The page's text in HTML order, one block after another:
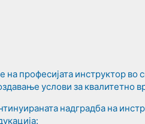
професијата инструктор во
услови за квалитетно
надградба на